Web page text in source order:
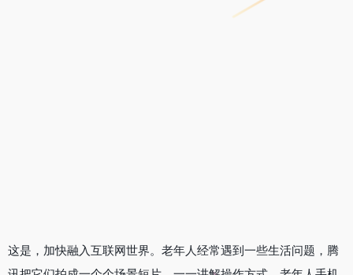
这是，加快融入互联网世界。老年人经常遇到一些生活问题，腾